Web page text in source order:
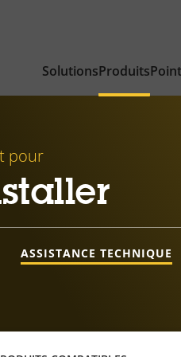
SolutionsProduits
pour
ASSISTANCE TECHNIQUE